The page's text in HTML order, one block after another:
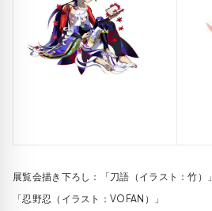
展覧会描き下ろし：「刀語（イラスト：竹）」
「忍野忍（イラスト：VOFAN）」